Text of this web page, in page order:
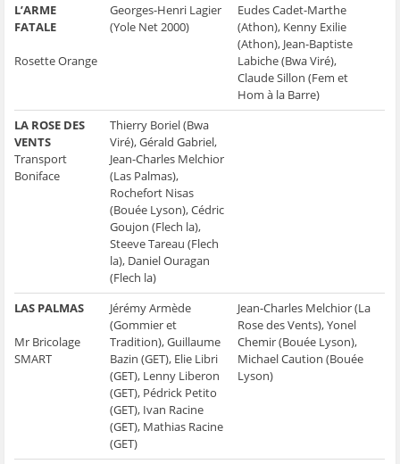
L’ARME
FATALE
Rosette Orange
Georges-Henri Lagier
(Yole Net 2000)
Eudes Cadet-Marthe
(Athon), Kenny Exilie
(Athon), Jean-Baptiste
Labiche (Bwa Viré),
Claude Sillon (Fem et
Hom à la Barre)
LA ROSE DES
VENTS
Transport
Boniface
Thierry Boriel (Bwa
Viré), Gérald Gabriel,
Jean-Charles Melchior
(Las Palmas),
Rochefort Nisas
(Bouée Lyson), Cédric
Goujon (Flech la),
Steeve Tareau (Flech
la), Daniel Ouragan
(Flech la)
LAS PALMAS
Mr Bricolage
SMART
Jérémy Armède
(Gommier et
Tradition), Guillaume
Bazin (GET), Elie Libri
(GET), Lenny Liberon
(GET), Pédrick Petito
(GET), Ivan Racine
(GET), Mathias Racine
(GET)
Jean-Charles Melchior (La
Rose des Vents), Yonel
Chemir (Bouée Lyson),
Michael Caution (Bouée
Lyson)